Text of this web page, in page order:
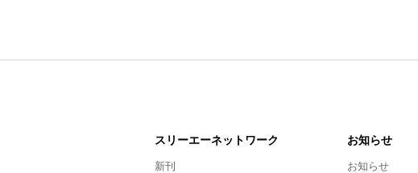
スリーエーネットワーク
新刊
お知らせ
お知らせ